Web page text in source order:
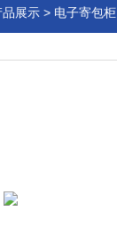
品展示 > 电子寄包柜